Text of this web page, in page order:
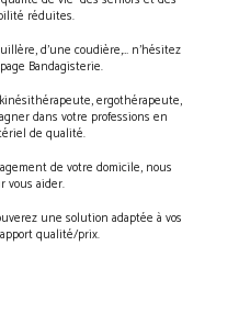
réduites.
d’une coudière,… n’hésitez
Bandagisterie.
ergothérapeute,
dans votre professions en
de qualité.
de votre domicile, nous
vous aider.
une solution adaptée à vos
qualité/prix.